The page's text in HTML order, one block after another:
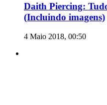
Daith Piercing:
(Incluindo imagens)
4 Maio 2018, 00:50